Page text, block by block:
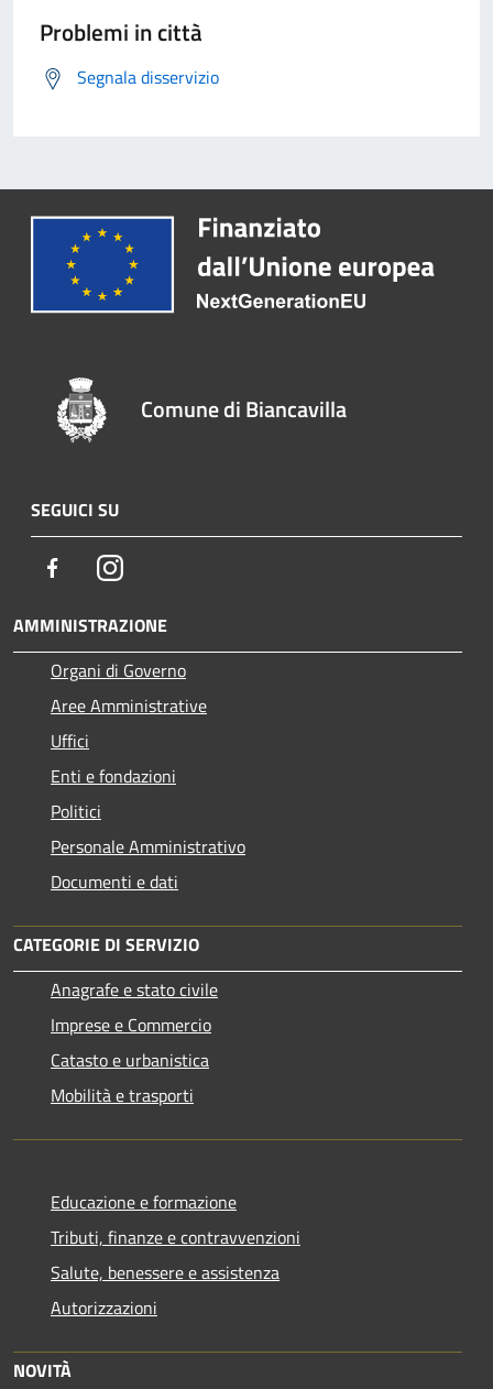
Problemi in città
Segnala disservizio
Comune di Biancavilla
SEGUICI SU
FacebookInstagram
AMMINISTRAZIONE
Organi di Governo
Aree Amministrative
Uffici
Enti e fondazioni
Politici
Personale Amministrativo
Documenti e dati
CATEGORIE DI SERVIZIO
Anagrafe e stato civile
Imprese e Commercio
Catasto e urbanistica
Mobilità e trasporti
Educazione e formazione
Tributi, finanze e contravvenzioni
Salute, benessere e assistenza
Autorizzazioni
NOVITÀ